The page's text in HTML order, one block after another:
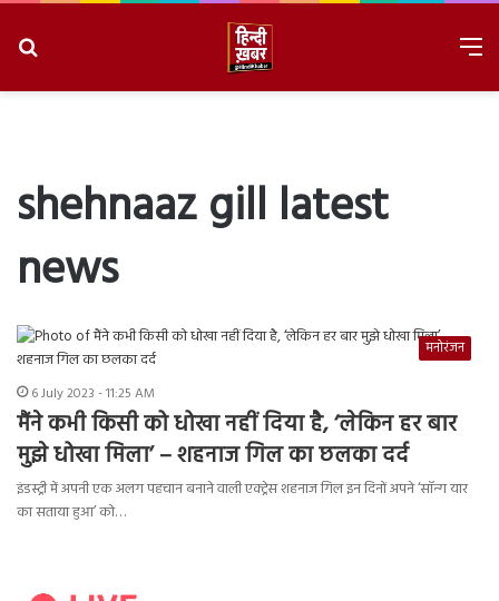
shehnaaz gill latest
news
मनोरंजन
6 July 2023 - 11:25 AM
मैंने कभी किसी को धोखा नहीं दिया है, ‘लेकिन हर बार
मुझे धोखा मिला’ – शहनाज गिल का छलका दर्द
इंडस्ट्री में अपनी एक अलग पहचान बनाने वाली एक्ट्रेस शहनाज गिल इन दिनों अपने ‘सॉन्ग यार
का सताया हुआ’ को…